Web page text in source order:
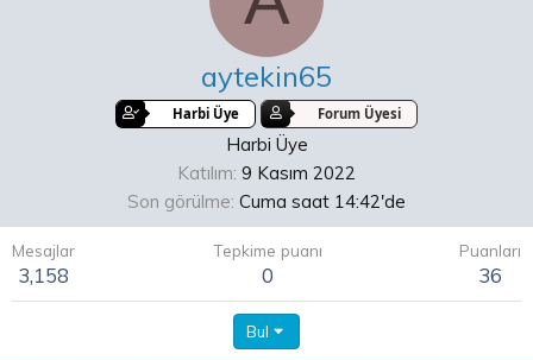
aytekin65
Harbi Üye Forum Üyesi
Harbi Üye
Katılım 9 Kasım 2022
Son görülme Cuma saat 14:42'de
Mesajlar
3,158
Tepkime puanı
0
Puanları
36
Bul